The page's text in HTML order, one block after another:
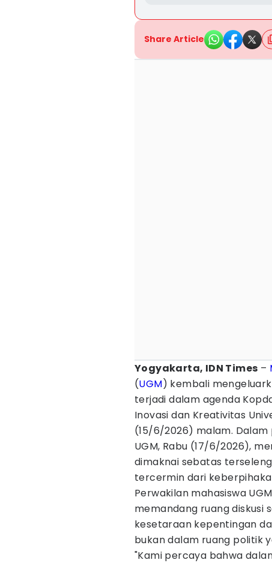
Share Article
Yogyakarta, IDN Times –
(UGM) kembali
terjadi dalam agenda
Inovasi dan Kreativitas
(15/6/2026) malam.
UGM, Rabu (17/6/2026),
dimaknai sebatas
tercermin dari
Perwakilan mahasiswa
memandang ruang diskusi
kesetaraan kepentingan
bukan dalam ruang politik
"Kami percaya bahwa